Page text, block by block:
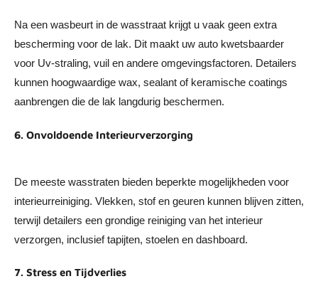
Na een wasbeurt in de wasstraat krijgt u vaak geen extra
bescherming voor de lak. Dit maakt uw auto kwetsbaarder
voor Uv-straling, vuil en andere omgevingsfactoren. Detailers
kunnen hoogwaardige wax, sealant of keramische coatings
aanbrengen die de lak langdurig beschermen.
6. Onvoldoende Interieurverzorging
De meeste wasstraten bieden beperkte mogelijkheden voor
interieurreiniging. Vlekken, stof en geuren kunnen blijven zitten,
terwijl detailers een grondige reiniging van het interieur
verzorgen, inclusief tapijten, stoelen en dashboard.
7. Stress en Tijdverlies